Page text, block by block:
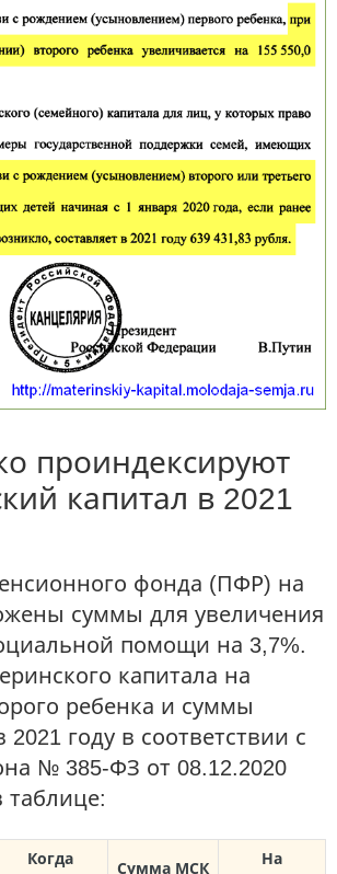
проиндексируют
капитал в 2021
фонда (ПФР) на
суммы для увеличения
помощи на 3,7%.
капитала на
ребенка и суммы
году в соответствии с
№ 385-ФЗ от 08.12.2020
таблице:
Когда
Сумма МСК
На